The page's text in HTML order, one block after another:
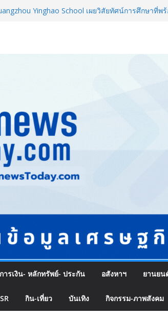
Yinghao School เผยวิสัยทัศน์การศึกษาที่พ
สากล พร้อมชวนผู้ประกอบไทยร่วมงาน “Ceramics
อันซ์ อยุธยา ส่งเสริมคนไทยเตรียมพร้อมรับมือวิกฤต เปิ
Up the Care by Allianz Ayudhya นิทรรศการยกร
ามเป็นห่วง” ในงาน Hug HeartYai
การเงิน- หลักทรัพย์- ประกัน อสังหาฯ ยานยน
กิน-เที่ยว บันเทิง กิจกรรม-ภาพสังคม